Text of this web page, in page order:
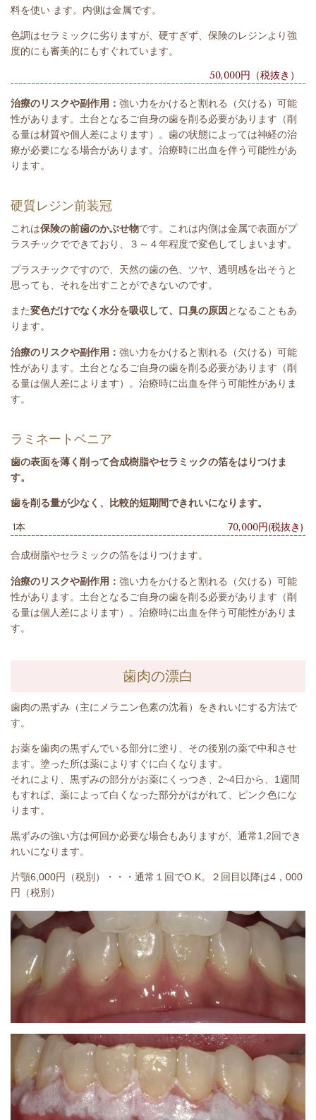
料を使い ます。内側は金属です。
色調はセラミックに劣りますが、硬すぎず、保険のレジンより強
度的にも審美的にもすぐれています。
50,000円（税抜き）
治療のリスクや副作用： 強い力をかけると割れる（欠ける）可能
性があります。土台となるご自身の歯を削る必要があります（削
る量は材質や個人差によります）。歯の状態によっては神経の治
療が必要になる場合があります。治療時に出血を伴う可能性があ
ります。
硬質レジン前装冠
これは保険の前歯のかぶせ物です。これは内側は金属で表面がプ
ラスチックでできており、３～４年程度で変色してしまいます。
プラスチックですので、天然の歯の色、ツヤ、透明感を出そうと
思っても、それを出すことができないのです。
また変色だけでなく水分を吸収して、口臭の原因 となることもあ
ります。
治療のリスクや副作用： 強い力をかけると割れる（欠ける）可能
性があります。土台となるご自身の歯を削る必要があります（削
る量は個人差によります）。治療時に出血を伴う可能性がありま
す。
ラミネートベニア
歯の表面を薄く削って合成樹脂やセラミックの箔をはりつけま
す。
歯を削る量が少なく、比較的短期間できれいになります。
1本 70,000円(税抜き)
合成樹脂やセラミックの箔をはりつけます。
治療のリスクや副作用： 強い力をかけると割れる（欠ける）可能
性があります。土台となるご自身の歯を削る必要があります（削
る量は個人差によります）。治療時に出血を伴う可能性がありま
す。
歯肉の漂白
歯肉の黒ずみ（主にメラニン色素の沈着）をきれいにする方法で
す。
お薬を歯肉の黒ずんでいる部分に塗り、その後別の薬で中和させ
ます。塗った所は薬によりすぐに白くなります。
それにより、黒ずみの部分がお薬にくっつき、2~4日から、1週間
もすれば、薬によって白くなった部分がはがれて、ピンク色にな
ります。
黒ずみの強い方は何回か必要な場合もありますが、通常1,2回でき
れいになります。
片顎6,000円（税別）・・・通常１回でO.K。２回目以降は4，000
円（税別）